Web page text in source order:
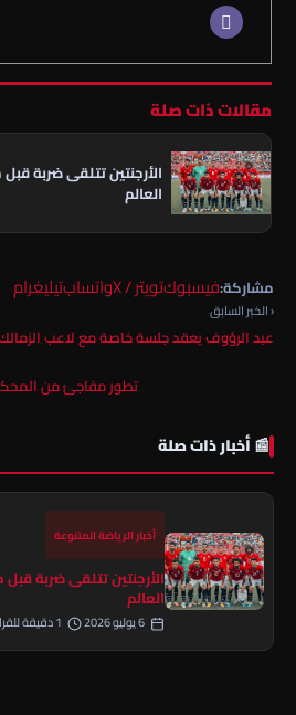
مقالات ذات صلة
الأرجنتين تتلقى ضربة
العالم
مشاركة:فيسبوكتويتر / X واتسابتيليغرام
‹ الخبر السابق
عبد الرؤوف يعقد جلسة خاصة مع لاعب
تطور مفاجئ من المحكمة
📰 أخبار ذات صلة
أخبار الرياضة المتنوعة
الأرجنتين تتلقى ضربة
العالم